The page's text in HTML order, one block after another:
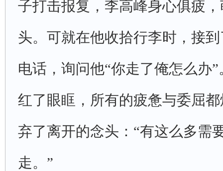
子打击报复，李高峰身心俱疲
头。可就在他收拾行李时，接
电话，询问他“你走了俺怎么办
红了眼眶，所有的疲惫与委屈
弃了离开的念头：“有这么多需
走。”